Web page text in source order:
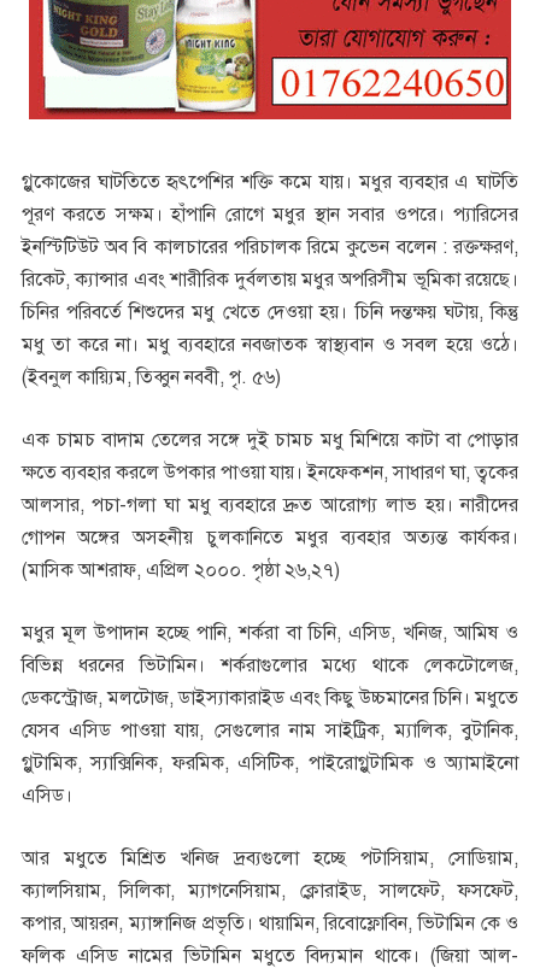
গ্লুকোজের ঘাটতিতে হৃৎপেশির শক্তি কমে যায়। মধুর ব্যবহার এ ঘাটতি
পূরণ করতে সক্ষম। হাঁপানি রোগে মধুর স্থান সবার ওপরে। প্যারিসের
ইনস্টিটিউট অব বি কালচারের পরিচালক রিমে কুভেন বলেন : রক্তক্ষরণ,
রিকেট, ক্যান্সার এবং শারীরিক দুর্বলতায় মধুর অপরিসীম ভূমিকা রয়েছে।
চিনির পরিবর্তে শিশুদের মধু খেতে দেওয়া হয়। চিনি দন্তক্ষয় ঘটায়, কিন্তু
মধু তা করে না। মধু ব্যবহারে নবজাতক স্বাস্থ্যবান ও সবল হয়ে ওঠে।
(ইবনুল কায়্যিম, তিব্বুন নববী, পৃ. ৫৬)
এক চামচ বাদাম তেলের সঙ্গে দুই চামচ মধু মিশিয়ে কাটা বা পোড়ার
ক্ষতে ব্যবহার করলে উপকার পাওয়া যায়। ইনফেকশন, সাধারণ ঘা, ত্বকের
আলসার, পচা-গলা ঘা মধু ব্যবহারে দ্রুত আরোগ্য লাভ হয়। নারীদের
গোপন অঙ্গের অসহনীয় চুলকানিতে মধুর ব্যবহার অত্যন্ত কার্যকর।
(মাসিক আশরাফ, এপ্রিল ২০০০. পৃষ্ঠা ২৬,২৭)
মধুর মূল উপাদান হচ্ছে পানি, শর্করা বা চিনি, এসিড, খনিজ, আমিষ ও
বিভিন্ন ধরনের ভিটামিন। শর্করাগুলোর মধ্যে থাকে লেকটোলেজ,
ডেকস্ট্রোজ, মলটোজ, ডাইস্যাকারাইড এবং কিছু উচ্চমানের চিনি। মধুতে
যেসব এসিড পাওয়া যায়, সেগুলোর নাম সাইট্রিক, ম্যালিক, বুটানিক,
গ্লুটামিক, স্যাক্সিনিক, ফরমিক, এসিটিক, পাইরোগ্লুটামিক ও অ্যামাইনো
এসিড।
আর মধুতে মিশ্রিত খনিজ দ্রব্যগুলো হচ্ছে পটাসিয়াম, সোডিয়াম,
ক্যালসিয়াম, সিলিকা, ম্যাগনেসিয়াম, ক্লোরাইড, সালফেট, ফসফেট,
কপার, আয়রন, ম্যাঙ্গানিজ প্রভৃতি। থায়ামিন, রিবোফ্লোবিন, ভিটামিন কে ও
ফলিক এসিড নামের ভিটামিন মধুতে বিদ্যমান থাকে। (জিয়া আল-